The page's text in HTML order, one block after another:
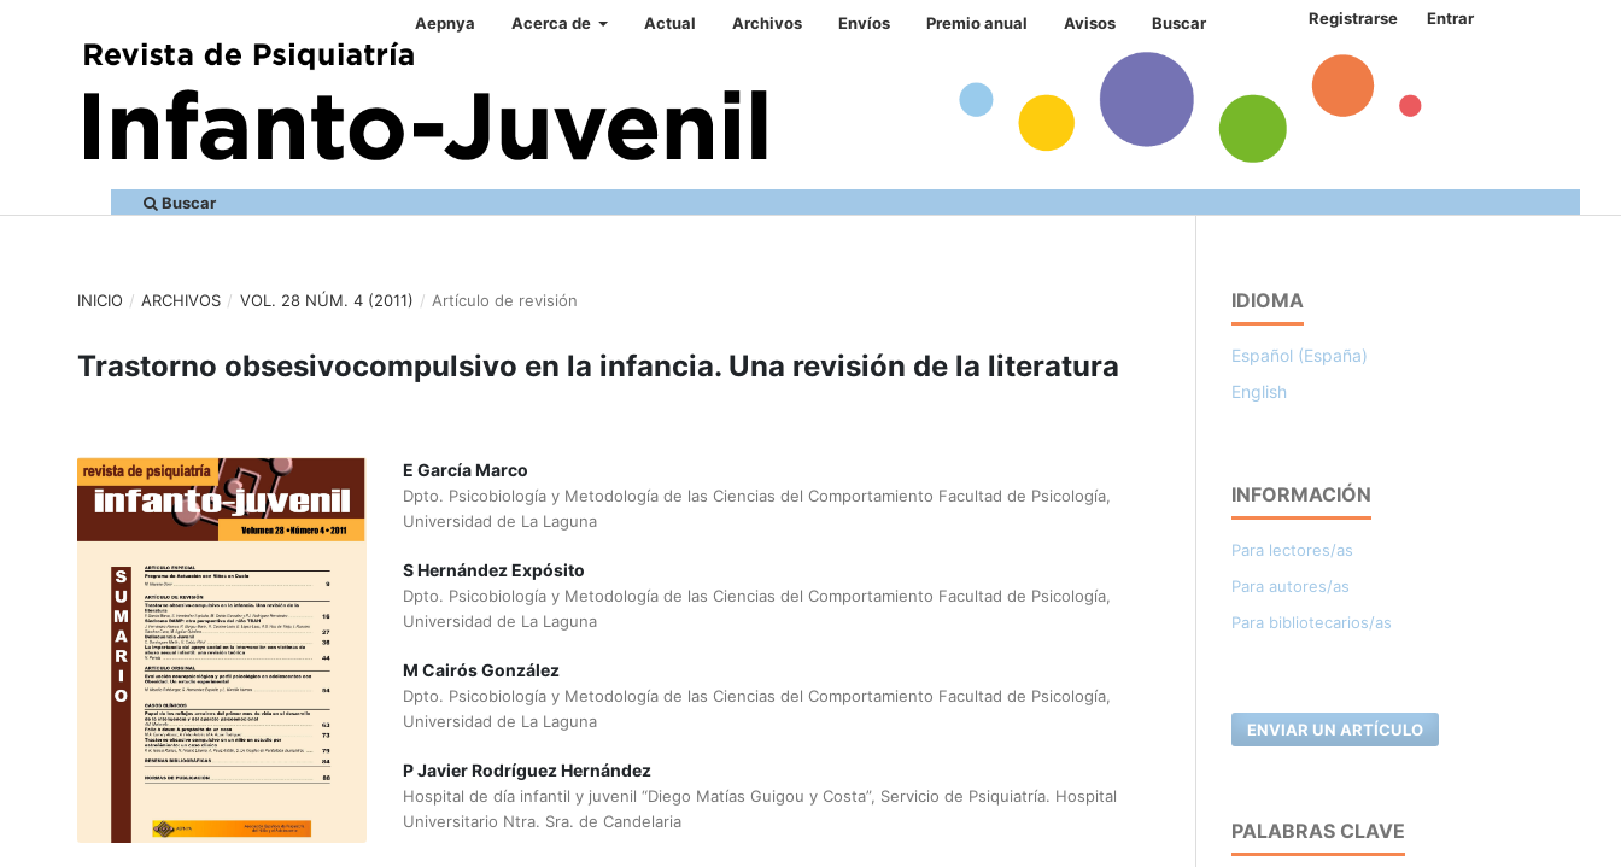
Aepnya Acerca de Actual Archivos Envíos Premio anual Avisos Buscar Registrarse Entrar
Buscar
INICIO / ARCHIVOS / VOL. 28 NÚM. 4 (2011) / Artículo de revisión
Trastorno obsesivocompulsivo en la infancia. Una revisión de la literatura
E García Marco
Dpto. Psicobiología y Metodología de las Ciencias del Comportamiento Facultad de Psicología,
Universidad de La Laguna
S Hernández Expósito
Dpto. Psicobiología y Metodología de las Ciencias del Comportamiento Facultad de Psicología,
Universidad de La Laguna
M Cairós González
Dpto. Psicobiología y Metodología de las Ciencias del Comportamiento Facultad de Psicología,
Universidad de La Laguna
P Javier Rodríguez Hernández
Hospital de día infantil y juvenil “Diego Matías Guigou y Costa”, Servicio de Psiquiatría. Hospital
Universitario Ntra. Sra. de Candelaria
IDIOMA
Español (España)
English
INFORMACIÓN
Para lectores/as
Para autores/as
Para bibliotecarios/as
ENVIAR UN ARTÍCULO
PALABRAS CLAVE